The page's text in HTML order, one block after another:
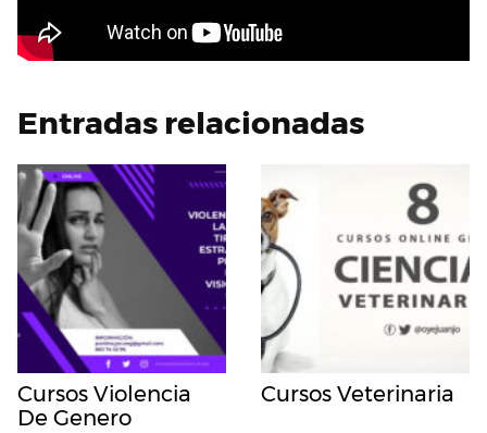
Entradas relacionadas
Cursos Violencia
De Genero
Cursos Veterinaria